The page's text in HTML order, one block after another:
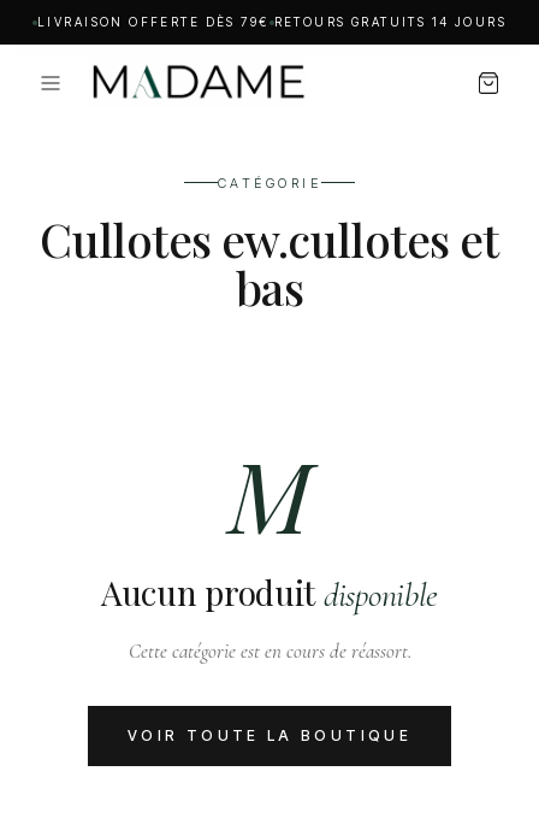
LIVRAISON OFFERTE DÈS 79€ RETOURS GRATUITS 14 JOURS
CATÉGORIE
Cullotes ew.cullotes et
bas
M
Aucun produitdisponible
Cette catégorie est en cours de réassort.
VOIR TOUTE LA BOUTIQUE